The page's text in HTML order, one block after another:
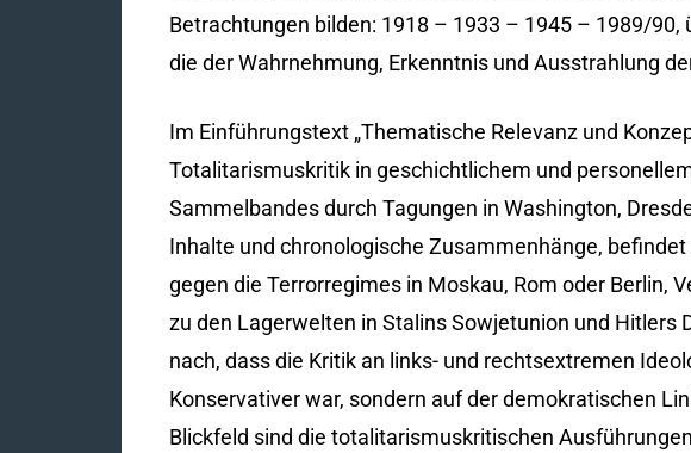
Betrachtungen bilden: 1918 – 1933 – 1945 – 1989/
die der Wahrnehmung, Erkenntnis und Ausstrahlung
Im Einführungstext „Thematische Relevanz und
Totalitarismuskritik in geschichtlichem und
Sammelbandes durch Tagungen in Washington,
Inhalte und chronologische Zusammenhänge,
gegen die Terrorregimes in Moskau, Rom oder Berlin,
zu den Lagerwelten in Stalins Sowjetunion und
nach, dass die Kritik an links- und rechtsextremen
Konservativer war, sondern auf der demokratischen
Blickfeld sind die totalitarismuskritischen